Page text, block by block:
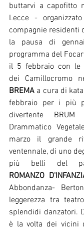
buttarvi a capofitto
Lecce -
compagnie residenti
la pausa di
programma del
il 5 febbraio con le
dei Camillocromo
BREMA a cura di
febbraio per i più
divertente BRUM
Drammatico
marzo il grande
ventennale, di uno
ROMANZO
Abbondanza-
leggerezza tra
splendidi danzatori.